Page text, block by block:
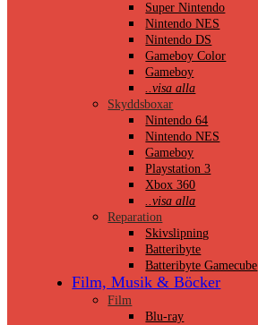
Super Nintendo
Nintendo NES
Nintendo DS
Gameboy Color
Gameboy
..visa alla
Skyddsboxar
Nintendo 64
Nintendo NES
Gameboy
Playstation 3
Xbox 360
..visa alla
Reparation
Skivslipning
Batteribyte
Batteribyte Gamecube
Film, Musik & Böcker
Film
Blu-ray